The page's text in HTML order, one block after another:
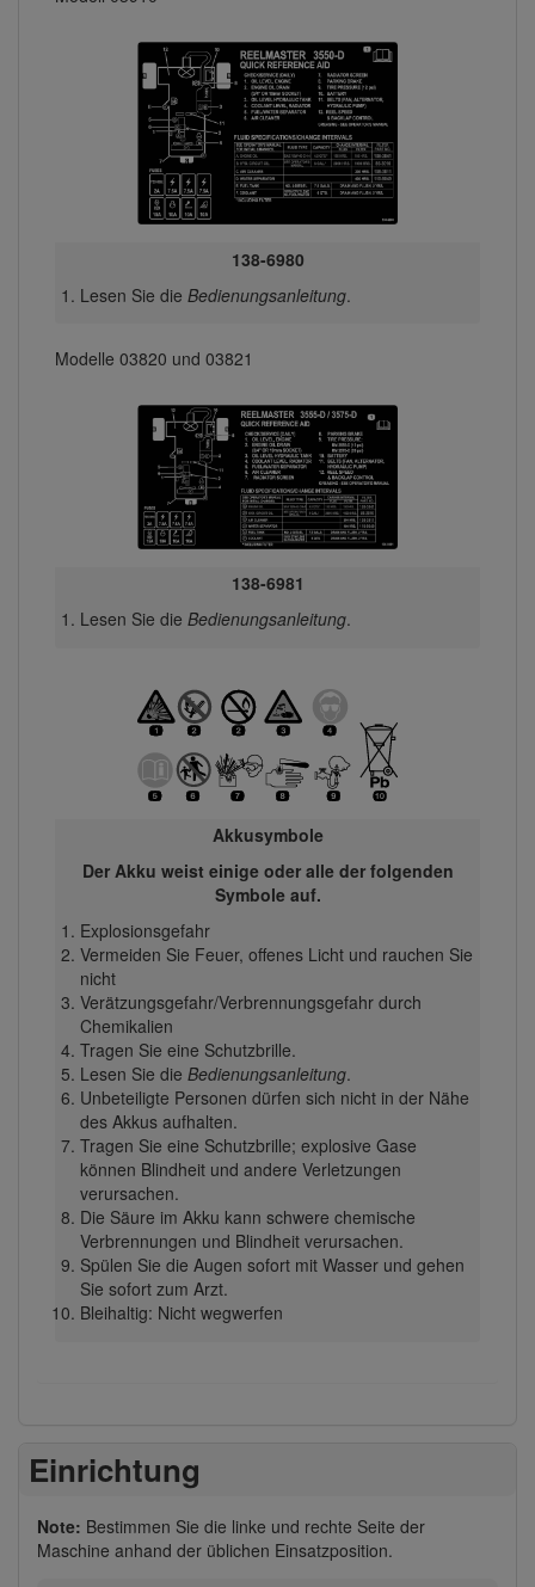
138-6980
Lesen Sie die Bedienungsanleitung.
Modelle 03820 und 03821
138-6981
Lesen Sie die Bedienungsanleitung.
Akkusymbole
Der Akku weist einige oder alle der folgenden
Symbole auf.
Explosionsgefahr
Vermeiden Sie Feuer, offenes Licht und rauchen Sie
nicht
Verätzungsgefahr/Verbrennungsgefahr durch
Chemikalien
Tragen Sie eine Schutzbrille.
Lesen Sie die Bedienungsanleitung.
Unbeteiligte Personen dürfen sich nicht in der Nähe
des Akkus aufhalten.
Tragen Sie eine Schutzbrille; explosive Gase
können Blindheit und andere Verletzungen
verursachen.
Die Säure im Akku kann schwere chemische
Verbrennungen und Blindheit verursachen.
Spülen Sie die Augen sofort mit Wasser und gehen
Sie sofort zum Arzt.
Bleihaltig: Nicht wegwerfen
Einrichtung
Note: Bestimmen Sie die linke und rechte Seite der
Maschine anhand der üblichen Einsatzposition.